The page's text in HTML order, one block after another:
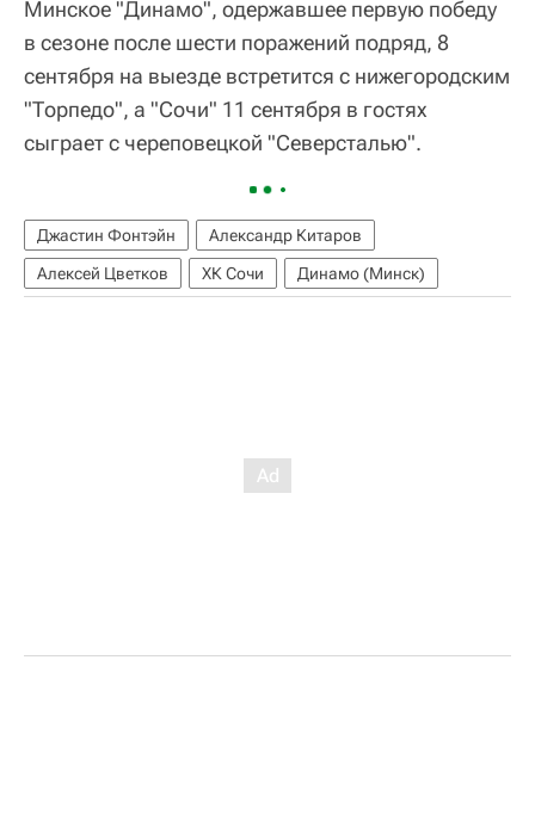
Минское "Динамо", одержавшее первую победу
в сезоне после шести поражений подряд, 8
сентября на выезде встретится с нижегородским
"Торпедо", а "Сочи" 11 сентября в гостях
сыграет с череповецкой "Северсталью".
Джастин Фонтэйн
Александр Китаров
Алексей Цветков
ХК Сочи Динамо (Минск)